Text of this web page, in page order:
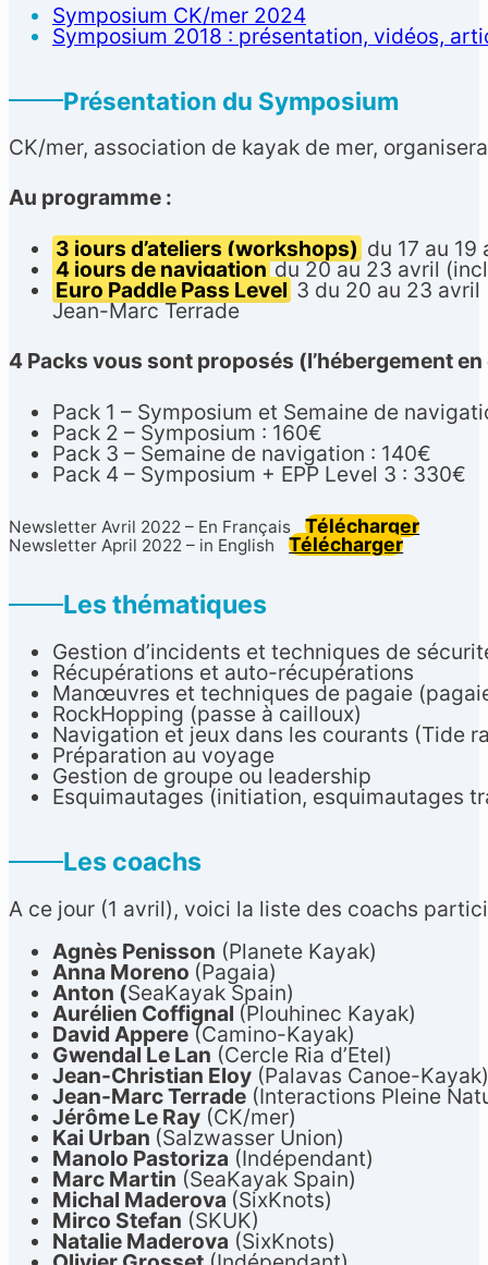
Symposium CK/mer 2024
Symposium 2018 : présentation, vidéos,
Présentation du Symposium
CK/mer, association de kayak de mer,
Au programme :
3 jours d’ateliers (workshops) du 17 au
4 jours de navigation du 20 au 23 avril
Euro Paddle Pass Level 3 du 20 au 23
Jean-Marc Terrade
4 Packs vous sont proposés (l’hébergement
Pack 1 – Symposium et Semaine de
Pack 2 – Symposium : 160€
Pack 3 – Semaine de navigation : 140€
Pack 4 – Symposium + EPP Level 3 : 330€
Newsletter Avril 2022 – En Français Télécharger
Newsletter April 2022 – in English Télécharger
Les thématiques
Gestion d’incidents et techniques de
Récupérations et auto-récupérations
Manœuvres et techniques de pagaie
RockHopping (passe à cailloux)
Navigation et jeux dans les courants (Tide
Préparation au voyage
Gestion de groupe ou leadership
Esquimautages (initiation, esquimautages
Les coachs
A ce jour (1 avril), voici la liste des coachs
Agnès Penisson (Planete Kayak)
Anna Moreno (Pagaia)
Anton (SeaKayak Spain)
Aurélien Coffignal (Plouhinec Kayak)
David Appere(Camino-Kayak)
Gwendal Le Lan (Cercle Ria d’Etel)
Jean-Christian Eloy (Palavas Canoe-Kayak)
Jean-Marc Terrade (Interactions Pleine
Jérôme Le Ray (CK/mer)
Kai Urban (Salzwasser Union)
Manolo Pastoriza (Indépendant)
Marc Martin (SeaKayak Spain)
Michal Maderova (SixKnots)
Mirco Stefan (SKUK)
Natalie Maderova (SixKnots)